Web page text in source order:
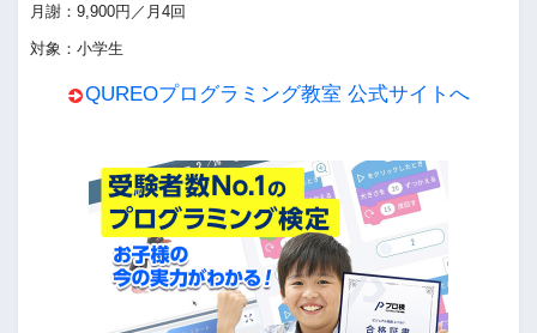
月謝：9,900円／月4回
対象：小学生
QUREOプログラミング教室 公式サイトへ